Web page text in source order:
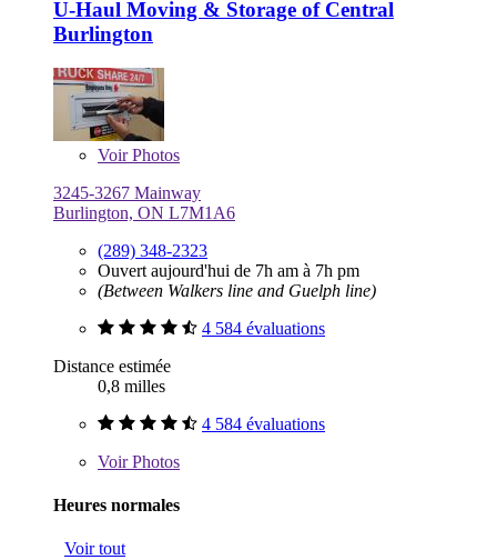
U-Haul Moving & Storage of Central
Burlington
VoirPhotos
3245-3267 Mainway
Burlington, ON L7M1A6
(289) 348-2323
Ouvert aujourd'hui de 7h am à 7h pm
(Between Walkers line and Guelph line)
4 584 évaluations
Distance estimée
0,8 milles
4 584 évaluations
VoirPhotos
Heures normales
Voir tout